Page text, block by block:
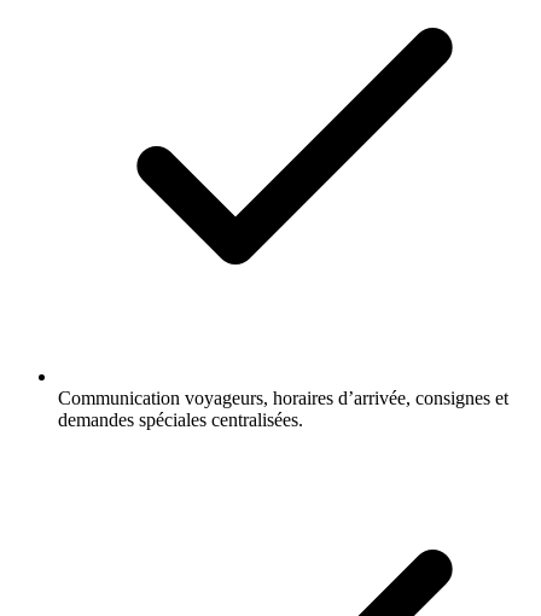
Communication voyageurs, horaires d’arrivée, consignes et
demandes spéciales centralisées.